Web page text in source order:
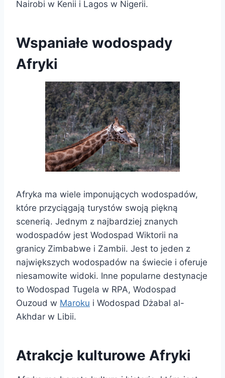
Nairobi w Kenii i Lagos w Nigerii.
Wspaniałe wodospady
Afryki
Afryka ma wiele imponujących wodospadów,
które przyciągają turystów swoją piękną
scenerią. Jednym z najbardziej znanych
wodospadów jest Wodospad Wiktorii na
granicy Zimbabwe i Zambii. Jest to jeden z
największych wodospadów na świecie i oferuje
niesamowite widoki. Inne popularne destynacje
to Wodospad Tugela w RPA, Wodospad
Ouzoud w Maroku i Wodospad Dżabal al-
Akhdar w Libii.
Atrakcje kulturowe Afryki